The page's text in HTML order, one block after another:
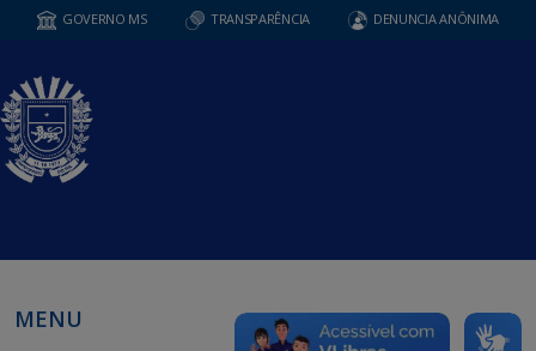
GOVERNO MS TRANSPARÊNCIA DENUNCIA ANÔNIMA
MENU